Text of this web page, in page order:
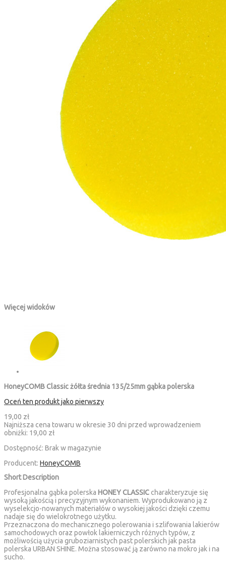
Więcej widoków
HoneyCOMB Classic żółta średnia 135/25mm gąbka polerska
Oceń ten produkt jako pierwszy
19,00 zł
Najniższa cena towaru w okresie 30 dni przed wprowadzeniem
obniżki: 19,00 zł
Dostępność: Brak w magazynie
Producent: HoneyCOMB
Short Description
Profesjonalna gąbka polerska HONEY CLASSIC charakteryzuje się
wysoką jakością i precyzyjnym wykonaniem. Wyprodukowano ją z
wyselekcjo-nowanych materiałów o wysokiej jakości dzięki czemu
nadaje się do wielokrotnego użytku.
Przeznaczona do mechanicznego polerowania i szlifowania lakierów
samochodowych oraz powłok lakierniczych różnych typów, z
możliwością użycia gruboziarnistych past polerskich jak pasta
polerska URBAN SHINE. Można stosować ją zarówno na mokro jak i na
sucho.